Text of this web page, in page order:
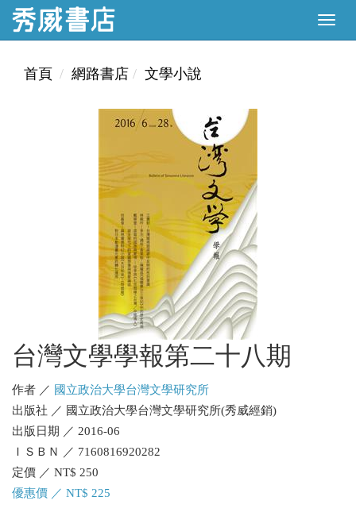
首頁 網路書店 文學小說
台灣文學學報第二十八期
作者 ／ 國立政治大學台灣文學研究所
出版社 ／ 國立政治大學台灣文學研究所(秀威經銷)
出版日期 ／ 2016-06
ＩＳＢＮ ／ 7160816920282
定價 ／ NT$ 250
優惠價 ／ NT$ 225